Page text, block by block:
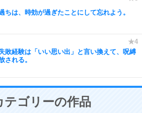
ちは、時効が過ぎたことにして忘れよう。
敗経験は「いい思い出」と言い換えて、呪縛
される。
テゴリーの作品